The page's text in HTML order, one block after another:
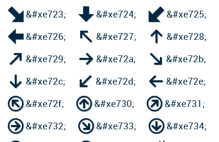
&#xe723; &#xe724; &#xe725;
&#xe726;  &#xe727;  &#xe728;
 &#xe729;  &#xe72a;  &#xe72b;
 &#xe72c;  &#xe72d;  &#xe72e;
&#xe72f; &#xe730; &#xe731;
&#xe732; &#xe733; &#xe734;